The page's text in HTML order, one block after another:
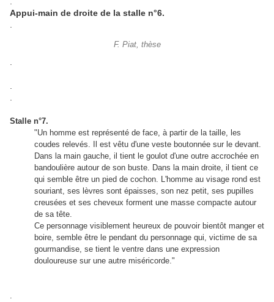
Appui-main de droite de la stalle n°6.
F. Piat, thèse
Stalle n°7.
"Un homme est représenté de face, à partir de la taille, les
coudes relevés. Il est vêtu d'une veste boutonnée sur le devant.
Dans la main gauche, il tient le goulot d'une outre accrochée en
bandoulière autour de son buste. Dans la main droite, il tient ce
qui semble être un pied de cochon. L'homme au visage rond est
souriant, ses lèvres sont épaisses, son nez petit, ses pupilles
creusées et ses cheveux forment une masse compacte autour
de sa tête.
Ce personnage visiblement heureux de pouvoir bientôt manger et
boire, semble être le pendant du personnage qui, victime de sa
gourmandise, se tient le ventre dans une expression
douloureuse sur une autre miséricorde."
.